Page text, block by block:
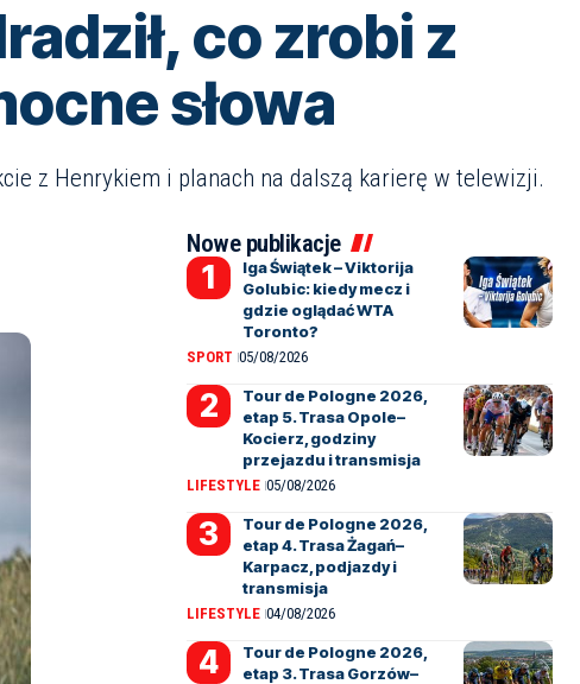
co zrobi z
słowa
z Henrykiem i planach na dalszą karierę w telewizji.
Nowe publikacje
Iga Świątek – Viktorija
Golubic: kiedy mecz i
gdzie oglądać WTA
Toronto?
SPORT 05/08/2026
Tour de Pologne 2026,
etap 5. Trasa Opole–
Kocierz, godziny
przejazdu i transmisja
LIFESTYLE 05/08/2026
Tour de Pologne 2026,
etap 4. Trasa Żagań–
Karpacz, podjazdy i
transmisja
LIFESTYLE 04/08/2026
Tour de Pologne 2026,
etap 3. Trasa Gorzów–